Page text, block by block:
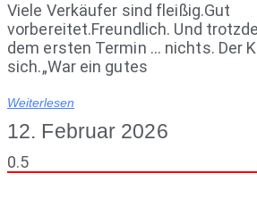
Viele Verkäufer sind fleißig.Gut
vorbereitet.Freundlich. Und
dem ersten Termin … nichts. Der
sich.„War ein gutes
Weiterlesen
12. Februar 2026